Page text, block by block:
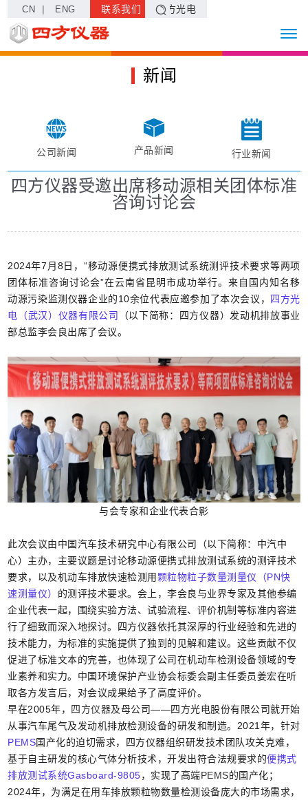
CN | ENG 联系我们 四方光电
新闻
公司新闻 产品新闻 行业新闻
四方仪器受邀出席移动源相关团体标准
咨询讨论会
2024年7月8日，“移动源便携式排放测试系统测评技术要求等两项
团体标准咨询讨论会”在云南省昆明市成功举行。来自国内知名移
动源污染监测仪器企业的10余位代表应邀参加了本次会议，
四方光
电（武汉）仪器有限公司
（以下简称：四方仪器）发动机排放事业
部总监李会良出席了会议。
与会专家和企业代表合影
此次会议由中国汽车技术研究中心有限公司（以下简称：中汽中
心）主办，主要议题是讨论移动源便携式排放测试系统的测评技术
要求，以及机动车排放快速检测用颗粒物粒子数量测量仪（PN快
速测量仪） 的测评技术要求。会上，李会良与业界专家及其他参编
企业代表一起，围绕实验方法、试验流程、评价机制等标准内容进
行了细致而深入地探讨。四方仪器依托其深厚的行业经验和先进的
技术能力，为标准的实施提供了独到的见解和建议。这些贡献不仅
促进了标准文本的完善，也体现了公司在机动车检测设备领域的专
业素养和实力。中国环境保护产业协会标委会副主任委员姜宏在听
取各方发言后，对会议成果给予了高度评价。
早在2005年，
四方仪器及母公司——四方光电股份有限公司就开始
从事汽车尾气及发动机排放检测设备的研发和制造。2021年，针对
PEMS国产化的迫切需求，四方仪器组织研发技术团队攻关克难，
基于自主研发的核心气体分析技术，开发出符合法规要求的便携式
排放测试系统Gasboard-9805，实现了高端PEMS的国产化；
2024年，为满足在用车排放颗粒物数量检测设备庞大的市场需求，